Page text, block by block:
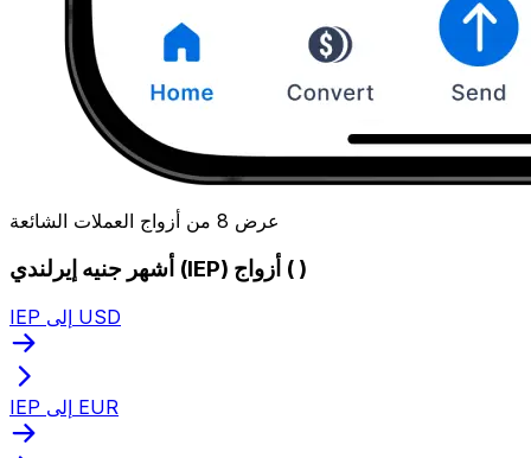
عرض 8 من أزواج العملات الشائعة
أشهر جنيه إيرلندي (IEP) أزواج ( )
IEP إلى USD
IEP إلى EUR